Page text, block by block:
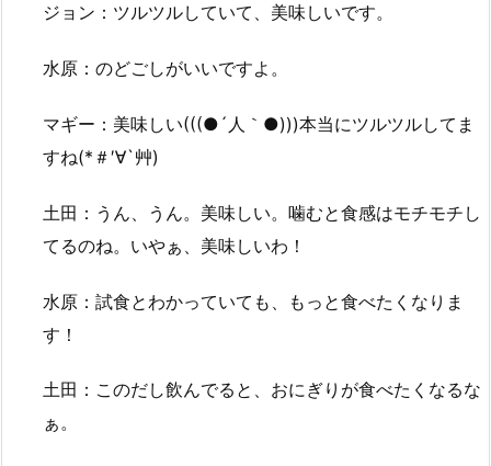
ジョン：ツルツルしていて、美味しいです。
水原：のどごしがいいですよ。
マギー：美味しい(((●´人｀●)))本当にツルツルしてま
すね(*＃′∀`艸)
土田：うん、うん。美味しい。噛むと食感はモチモチし
てるのね。いやぁ、美味しいわ！
水原：試食とわかっていても、もっと食べたくなりま
す！
土田：このだし飲んでると、おにぎりが食べたくなるな
ぁ。